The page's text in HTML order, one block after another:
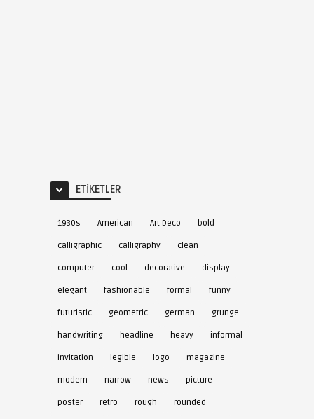
ETIKETLER
1930s American Art Deco bold
calligraphic calligraphy clean
computer cool decorative display
elegant fashionable formal funny
futuristic geometric german grunge
handwriting headline heavy informal
invitation legible logo magazine
modern narrow news picture
poster retro rough rounded